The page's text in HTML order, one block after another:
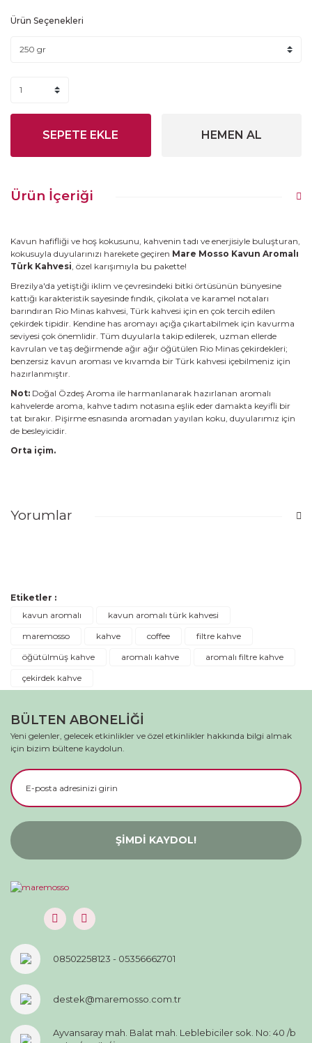
Ürün Seçenekleri
SEPETE EKLE HEMEN AL
Ürün İçeriği
Kavun hafifliği ve hoş kokusunu, kahvenin tadı ve enerjisiyle buluşturan,
kokusuyla duyularınızı harekete geçiren Mare Mosso Kavun Aromalı
Türk Kahvesi, özel karışımıyla bu pakette!
Brezilya'da yetiştiği iklim ve çevresindeki bitki örtüsünün bünyesine
kattığı karakteristik sayesinde fındık, çikolata ve karamel notaları
barındıran Rio Minas kahvesi, Türk kahvesi için en çok tercih edilen
çekirdek tipidir. Kendine has aromayı açığa çıkartabilmek için kavurma
seviyesi çok önemlidir. Tüm duyularla takip edilerek, uzman ellerde
kavrulan ve taş değirmende ağır ağır öğütülen Rio Minas çekirdekleri;
benzersiz kavun aroması ve kıvamda bir Türk kahvesi içebilmeniz için
hazırlanmıştır.
Not: Doğal Özdeş Aroma ile harmanlanarak hazırlanan aromalı
kahvelerde aroma, kahve tadım notasına eşlik eder damakta keyifli bir
tat bırakır. Pişirme esnasında aromadan yayılan koku, duyularımız için
de besleyicidir.
Orta içim.
Yorumlar
Etiketler :
kavun aromalı
kavun aromalı türk kahvesi
maremosso
kahve coffee
filtre kahve
öğütülmüş kahve
aromalı kahve
aromalı filtre kahve
çekirdek kahve
BÜLTEN ABONELİĞİ
Yeni gelenler, gelecek etkinlikler ve özel etkinlikler hakkında bilgi almak
için bizim bültene kaydolun.
ŞİMDİ KAYDOL!
08502258123 - 05356662701
destek@maremosso.com.tr
Ayvansaray mah. Balat mah. Leblebiciler sok. No: 40 /b